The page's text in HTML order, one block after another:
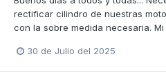
rectificar cilindro de nuestras
con la sobre medida necesaria. Mi
30 de Julio del 2025